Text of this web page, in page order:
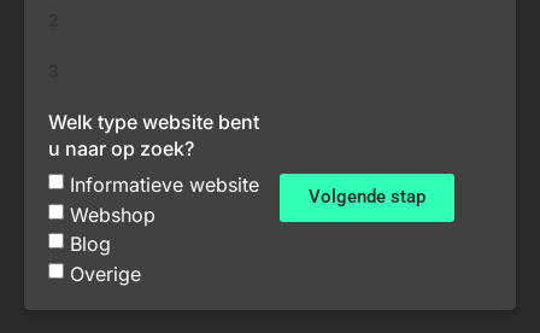
Welk type website bent
u naar op zoek?
Informatieve website
Webshop
Blog
Overige
Volgende stap